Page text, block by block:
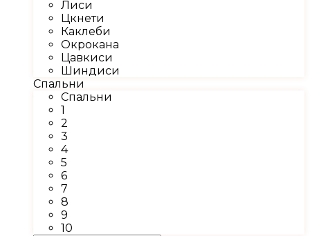
Лиси
Цкнети
Каклеби
Окрокана
Цавкиси
Шиндиси
Спальни
Спальни
1
2
3
4
5
6
7
8
9
10